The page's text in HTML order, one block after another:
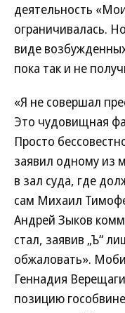
деятельность
ограничивалась.
виде
пока так и не
«Я не совершал
Это чудовищная
Просто
заявил одному из
в зал суда, где
сам Михаил
Андрей Зыков
стал, заявив „Ъ“
обжаловать».
Геннадия
позицию